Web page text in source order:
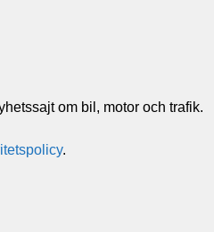
om bil, motor och trafik.
.